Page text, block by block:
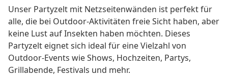
Unser Partyzelt mit Netzseitenwänden ist perfekt für
alle, die bei Outdoor-Aktivitäten freie Sicht haben, aber
keine Lust auf Insekten haben möchten. Dieses
Partyzelt eignet sich ideal für eine Vielzahl von
Outdoor-Events wie Shows, Hochzeiten, Partys,
Grillabende, Festivals und mehr.